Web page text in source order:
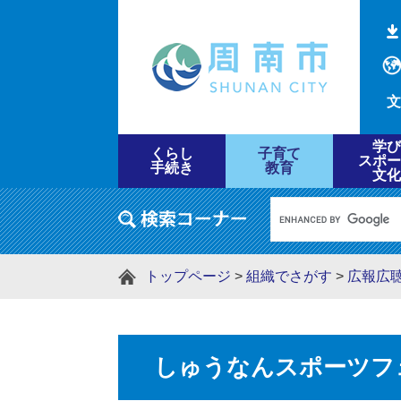
くらし
手続き
子育て
教育
学び
スポ
文化
トップページ > 組織でさがす > 広報広
しゅうなんスポーツ